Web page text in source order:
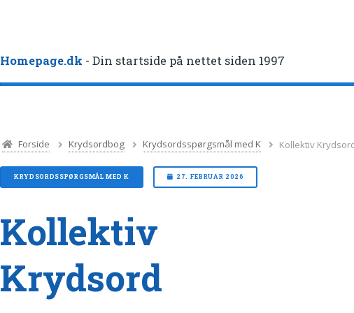
Homepage.dk - Din startside på nettet siden 1997
Forside Krydsordbog Krydsordsspørgsmål med K Kollektiv
KRYDSORDSSPØRGSMÅL MED K 27. FEBRUAR 2026
Kollektiv
Krydsord